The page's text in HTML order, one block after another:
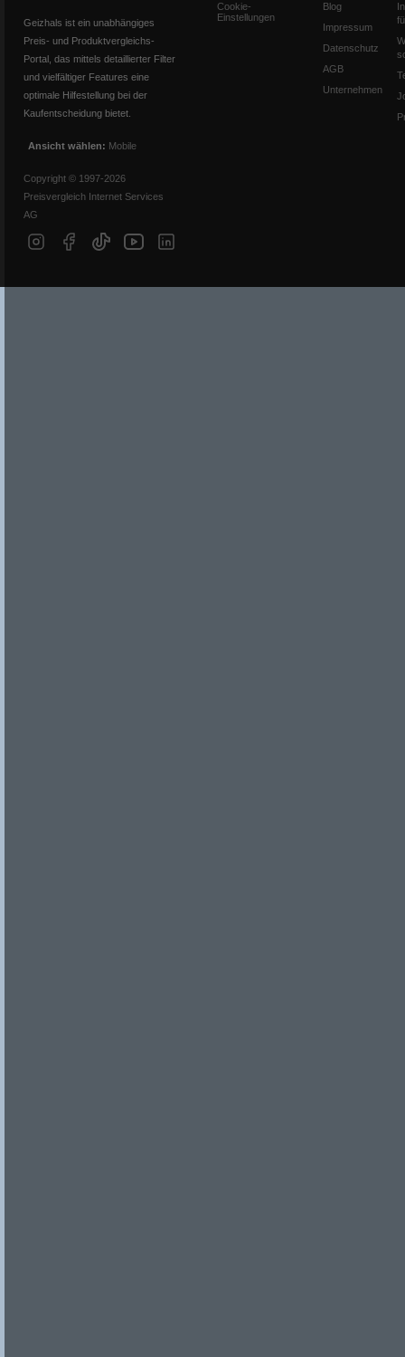
Geizhals ist ein unabhängiges
Preis- und Produktvergleichs-
Portal, das mittels detaillierter Filter
und vielfältiger Features eine
optimale Hilfestellung bei der
Kaufentscheidung bietet.
Ansicht wählen: Mobile
Copyright © 1997-2026
Preisvergleich Internet Services
AG
Cookie-
Einstellungen
Blog
Impressum
Datenschutz
AGB
Unternehmen